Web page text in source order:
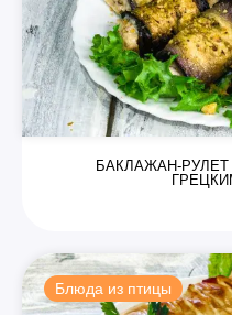
БАКЛАЖАН-
Блюда из птицы